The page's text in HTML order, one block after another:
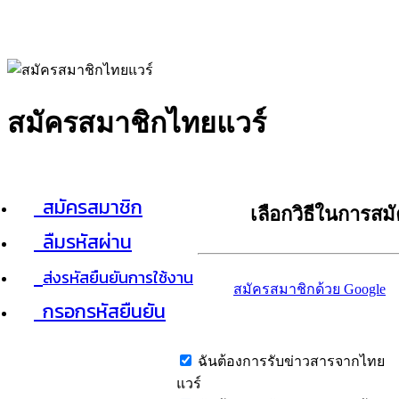
สมัครสมาชิกไทยแวร์
สมัครสมาชิก
ลืมรหัสผ่าน
ส่งรหัสยืนยันการใช้งาน
กรอกรหัสยืนยัน
เลือกวิธีในการส
สมัครสมาชิกด้วย Google
ฉันต้องการรับข่าวสารจากไทย
แวร์